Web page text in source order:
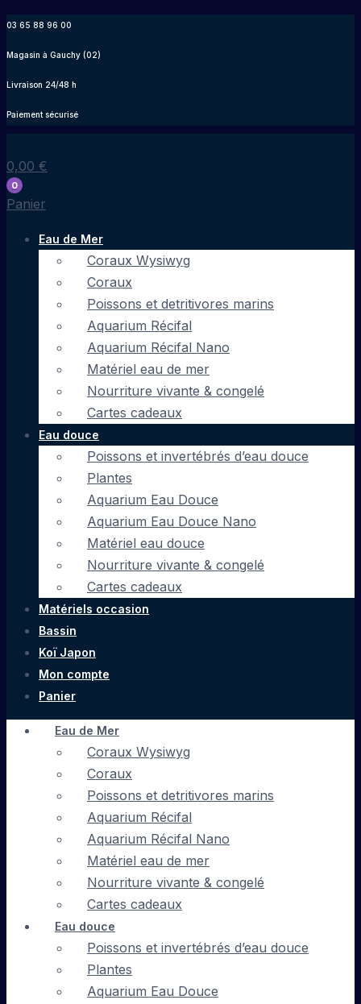
contenu
03 65 88 96 00
Magasin à Gauchy (02)
Livraison 24/48 h
Paiement sécurisé
0,00 €
0
Panier
Eau de Mer
Coraux Wysiwyg
Coraux
Poissons et detritivores marins
Aquarium Récifal
Aquarium Récifal Nano
Matériel eau de mer
Nourriture vivante & congelé
Cartes cadeaux
Eau douce
Poissons et invertébrés d’eau douce
Plantes
Aquarium Eau Douce
Aquarium Eau Douce Nano
Matériel eau douce
Nourriture vivante & congelé
Cartes cadeaux
Matériels occasion
Bassin
Koï Japon
Mon compte
Panier
Eau de Mer
Coraux Wysiwyg
Coraux
Poissons et detritivores marins
Aquarium Récifal
Aquarium Récifal Nano
Matériel eau de mer
Nourriture vivante & congelé
Cartes cadeaux
Eau douce
Poissons et invertébrés d’eau douce
Plantes
Aquarium Eau Douce